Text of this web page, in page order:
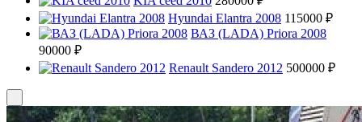
Hyundai Elantra 2008 115000 ₽
ВАЗ (LADA) Priora 2008
90000 ₽
Renault Sandero 2012 500000 ₽